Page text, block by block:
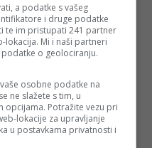
a podatke s vašeg
i druge podatke
te im pristupati 241 partner
lokacija. Mi i naši partneri
o geolociranju.
osobne podatke na
ne slažete s tim, u
opcijama. Potražite vezu pri
lokacije za upravljanje
u postavkama privatnosti i